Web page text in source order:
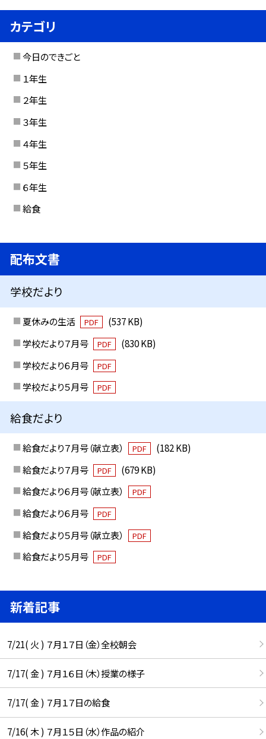
カテゴリ
今日のできごと
１年生
２年生
３年生
４年生
５年生
６年生
給食
配布文書
学校だより
夏休みの生活 PDF
(537 KB)
学校だより７月号
PDF
(830 KB)
学校だより６月号
PDF
学校だより５月号 PDF
給食だより
給食だより７月号（献立表） PDF
(182 KB)
給食だより７月号
PDF
(679 KB)
給食だより６月号（献立表）
PDF
給食だより６月号 PDF
給食だより５月号（献立表） PDF
給食だより５月号 PDF
新着記事
7/21( 火 ) ７月１７日（金）全校朝会
7/17( 金 ) ７月１６日（木）授業の様子
7/17( 金 ) ７月１７日の給食
7/16( 木 ) ７月１５日（水）作品の紹介